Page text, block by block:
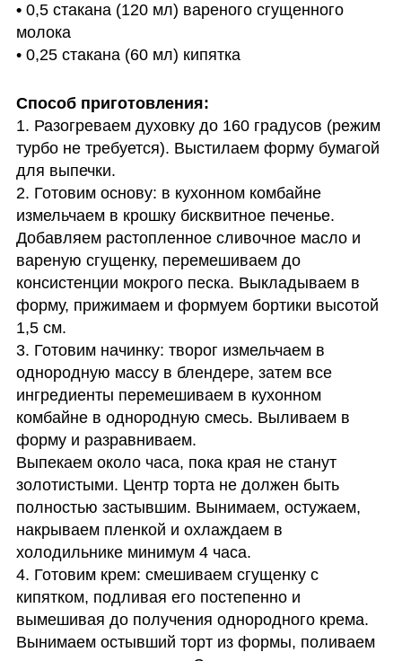
• 0,5 стакана (120 мл) вареного сгущенного
молока
• 0,25 стакана (60 мл) кипятка
1. Разогреваем духовку до 160 градусов (режим
турбо не требуется). Выстилаем форму бумагой
для выпечки.
2. Готовим основу: в кухонном комбайне
измельчаем в крошку бисквитное печенье.
Добавляем растопленное сливочное масло и
вареную сгущенку, перемешиваем до
консистенции мокрого песка. Выкладываем в
форму, прижимаем и формуем бортики высотой
1,5 см.
3. Готовим начинку: творог измельчаем в
однородную массу в блендере, затем все
ингредиенты перемешиваем в кухонном
комбайне в однородную смесь. Выливаем в
форму и разравниваем.
Выпекаем около часа, пока края не станут
золотистыми. Центр торта не должен быть
полностью застывшим. Вынимаем, остужаем,
накрываем пленкой и охлаждаем в
холодильнике минимум 4 часа.
4. Готовим крем: смешиваем сгущенку с
кипятком, подливая его постепенно и
вымешивая до получения однородного крема.
Вынимаем остывший торт из формы, поливаем